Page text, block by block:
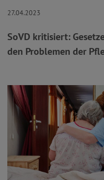
27.04.2023
SoVD kritisiert:
den Problemen der